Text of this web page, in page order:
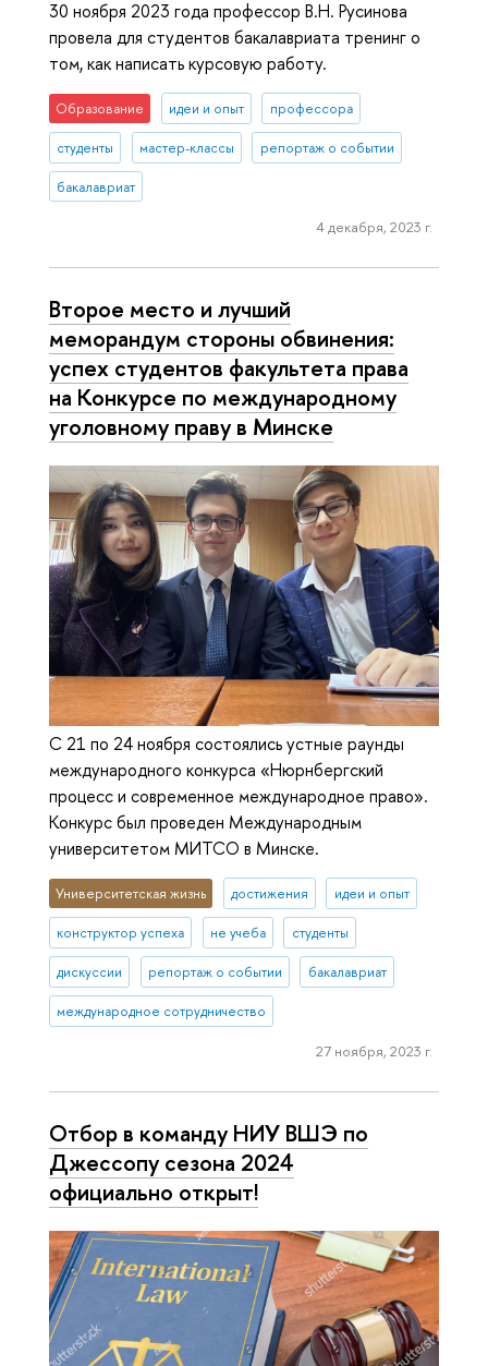
30 ноября 2023 года профессор В.Н. Русинова
провела для студентов бакалавриата тренинг о
том, как написать курсовую работу.
Образование идеи и опыт профессора
студенты мастер-классы репортаж о событии
бакалавриат
4 декабря, 2023 г.
Второе место и лучший
меморандум стороны обвинения:
успех студентов факультета права
на Конкурсе по международному
уголовному праву в Минске
С 21 по 24 ноября состоялись устные раунды
международного конкурса «Нюрнбергский
процесс и современное международное право».
Конкурс был проведен Международным
университетом МИТСО в Минске.
Университетская жизнь достижения идеи и опыт
конструктор успеха не учеба студенты
дискуссии репортаж о событии бакалавриат
международное сотрудничество
27 ноября, 2023 г.
Отбор в команду НИУ ВШЭ по
Джессопу сезона 2024
официально открыт!